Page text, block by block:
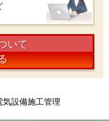
いて
気設備施工管理